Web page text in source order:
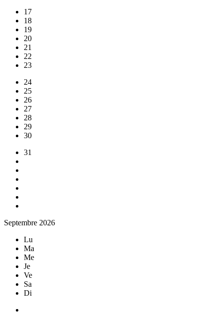
17
18
19
20
21
22
23
24
25
26
27
28
29
30
31
Septembre 2026
Lu
Ma
Me
Je
Ve
Sa
Di